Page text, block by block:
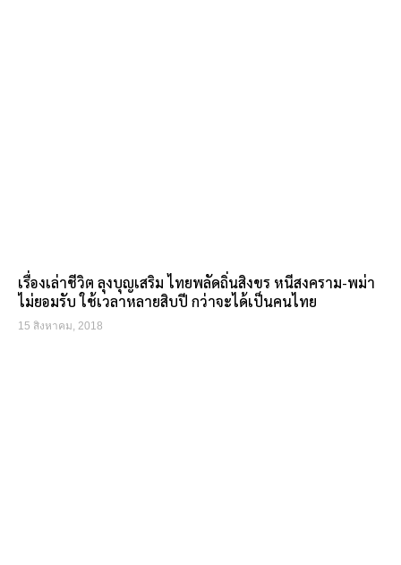
เรื่องเล่าชีวิต ลุงบุญเสริม ไทยพลัดถิ่นสิงขร หนีสงคราม-พม่า
ไม่ยอมรับ ใช้เวลาหลายสิบปี กว่าจะได้เป็นคนไทย
15 สิงหาคม, 2018